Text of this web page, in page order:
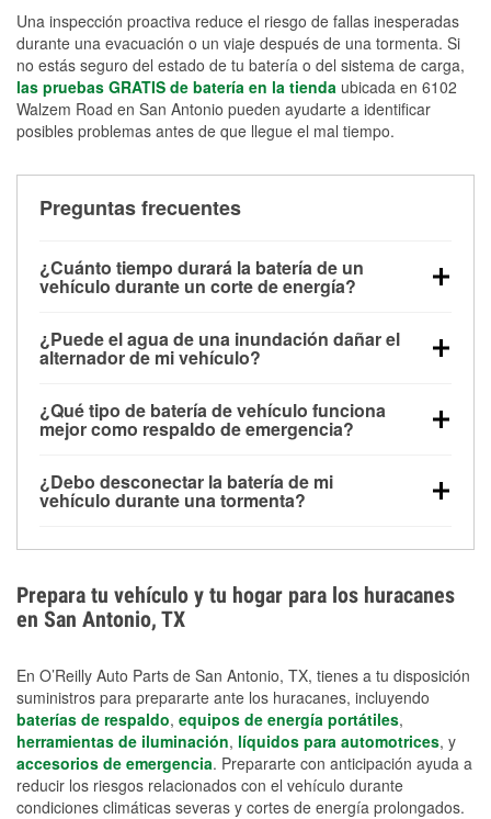
Una inspección proactiva reduce el riesgo de fallas inesperadas
durante una evacuación o un viaje después de una tormenta. Si
no estás seguro del estado de tu batería o del sistema de carga,
las pruebas GRATIS de batería en la tienda ubicada en 6102
Walzem Road en San Antonio pueden ayudarte a identificar
posibles problemas antes de que llegue el mal tiempo.
Preguntas frecuentes
¿Cuánto tiempo durará la batería de un
vehículo durante un corte de energía?
alimentar pequeños accesorios durante un tiempo
limitado, pero el uso repetido sin conducir el vehículo
contar con un equipo de carga de respaldo para
cortes prolongados.
¿Puede el agua de una inundación dañar el
alternador de mi vehículo?
parte baja del compartimento del motor y pueden
dañarse si se sumergen, lo que puede provocar una
días después de la exposición.
¿Qué tipo de batería de vehículo funciona
mejor como respaldo de emergencia?
para aplicaciones de ciclo profundo porque son
selladas, resistentes a las vibraciones y más
¿Debo desconectar la batería de mi
vehículo durante una tormenta?
los daños por inundación. Evitar el agua estancada y
preparar opciones de carga de respaldo son
medidas de protección más efectivas.
Prepara tu vehículo y tu hogar para los huracanes
en San Antonio, TX
En O’Reilly Auto Parts de San Antonio, TX, tienes a tu disposición
suministros para prepararte ante los huracanes, incluyendo
baterías de respaldo, equipos de energía portátiles,
herramientas de iluminación, líquidos para automotrices, y
accesorios de emergencia. Prepararte con anticipación ayuda a
reducir los riesgos relacionados con el vehículo durante
condiciones climáticas severas y cortes de energía prolongados.